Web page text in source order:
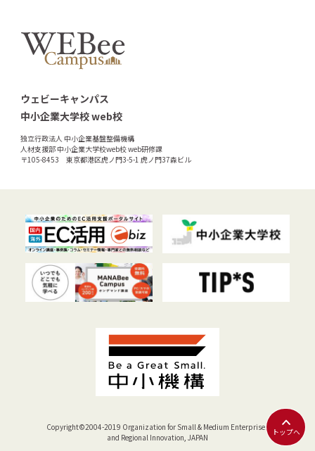
トップへ
ウェビーキャンパス
中小企業大学校 web校
独立行政法人 中小企業基盤整備機構
人材支援部 中小企業大学校web校 web研修課
〒105-8453 東京都港区虎ノ門3-5-1 虎ノ門37森ビル
Copyright©2004-2019 Organization for Small & Medium Enterprises
and Regional Innovation, JAPAN